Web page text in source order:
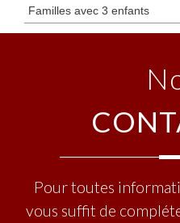
Familles avec 3 enfants
Pour toutes
vous suffit de